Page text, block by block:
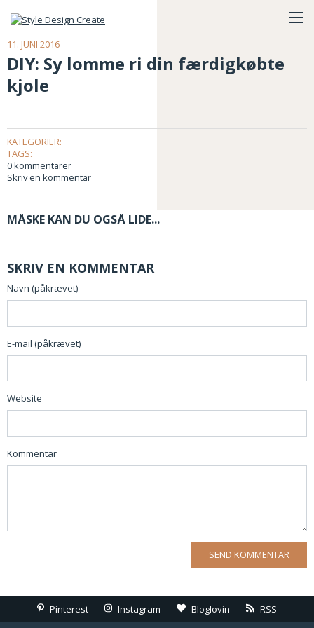
11. JUNI 2016
DIY: Sy lomme ri din færdigkøbte
kjole
KATEGORIER:
TAGS:
0 kommentarer
Skriv en kommentar
MÅSKE KAN DU OGSÅ LIDE...
SKRIV EN KOMMENTAR
Navn (påkrævet)
E-mail (påkrævet)
Website
Kommentar
Pinterest Instagram Bloglovin RSS